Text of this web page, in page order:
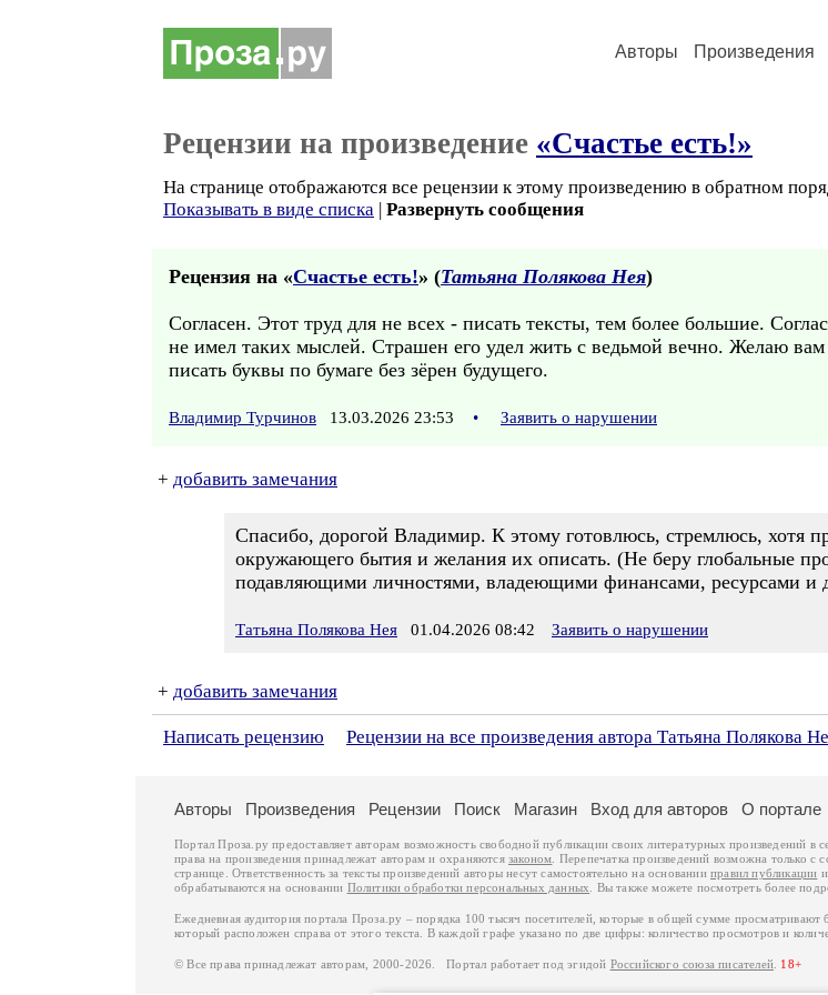
Авторы Произведения
Рецензии на произведение «Счастье есть!»
На странице отображаются все рецензии к этому произведению в обратном
Показывать в виде списка | Развернуть сообщения
Рецензия на «Счастье есть!» (Татьяна Полякова Нея)
Согласен. Этот труд для не всех - писать тексты, тем более большие.
не имел таких мыслей. Страшен его удел жить с ведьмой вечно. Желаю
писать буквы по бумаге без зёрен будущего.
Владимир Турчинов 13.03.2026 23:53 • Заявить о нарушении
+ добавить замечания
Спасибо, дорогой Владимир. К этому готовлюсь, стремлюсь, хотя
окружающего бытия и желания их описать. (Не беру глобальные
подавляющими личностями, владеющими финансами, ресурсами и
Татьяна Полякова Нея 01.04.2026 08:42 Заявить о нарушении
+ добавить замечания
Написать рецензию Рецензии на все произведения автора Татьяна Полякова
Авторы Произведения Рецензии Поиск Магазин Вход для авторов О портале
Портал Проза.ру предоставляет авторам возможность свободной публикации своих литературных произведений в
права на произведения принадлежат авторам и охраняются законом . Перепечатка произведений возможна только с
странице. Ответственность за тексты произведений авторы несут самостоятельно на основанииправил публикации
обрабатываются на основании Политики обработки персональных данных . Вы также можете посмотреть более
Ежедневная аудитория портала Проза.ру – порядка 100 тысяч посетителей, которые в общей сумме
который расположен справа от этого текста. В каждой графе указано по две цифры: количество просмотров и
© Все права принадлежат авторам, 2000-2026. Портал работает под эгидой Российского союза писателей 18+